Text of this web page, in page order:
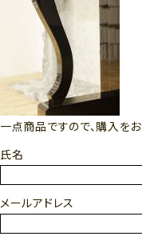
一点商品ですので、購入を
氏名
メールアドレス